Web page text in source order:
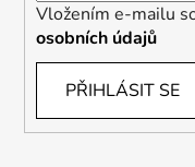
Vložením e-mailu
osobních údajů
PŘIHLÁSIT SE